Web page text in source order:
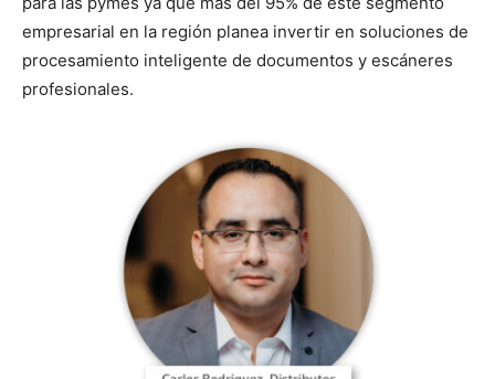
empresarial en la región planea invertir en soluciones de
procesamiento inteligente de documentos y escáneres
profesionales.